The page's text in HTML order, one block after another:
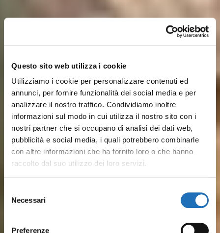
Questo sito web utilizza i cookie
Utilizziamo i cookie per personalizzare contenuti ed
annunci, per fornire funzionalità dei social media e per
analizzare il nostro traffico. Condividiamo inoltre
informazioni sul modo in cui utilizza il nostro sito con i
nostri partner che si occupano di analisi dei dati web,
pubblicità e social media, i quali potrebbero combinarle
con altre informazioni che ha fornito loro o che hanno
raccolto dal suo utilizzo dei loro servizi.
delNecessari
Preferenze
disegnato da Leonardo, storia
marinara e vita quotidiana si
incontrano tra le case
romagnoli: Il gusto vero del
borgo marinaro è in ristoranti
luoghi della cultura
Pineta, parchi cittadini, colline
verdeggianti a pochi km e
tantissime SPA: Cesenatico è
aspettano esperienze
più tranquilli, il mare di
divertimento e tradizione